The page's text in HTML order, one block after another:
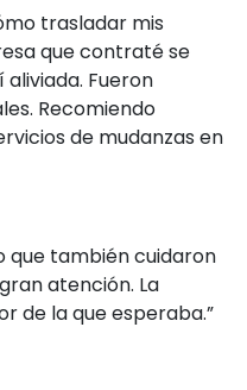
trasladar mis
que contraté se
Fueron
Recomiendo
de mudanzas en
que también cuidaron
atención. La
de la que esperaba.”